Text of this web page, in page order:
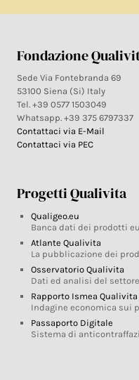
Fondazione
Sede Via Fontebranda 69
53100 Siena (Si) Italy
Tel. +39 0577 1503049
Whatsapp. +39 375 6797337
Contattaci via E-Mail
Contattaci via PEC
Progetti Qualivita
Qualigeo.eu
Banca dati dei prodotti
Atlante Qualivita
La pubblicazione dei
Osservatorio Qualivita
Dati ed analisi del settore
Rapporto Ismea Qualivita
Indagine economica sui
Passaporto Digitale
Sistema di